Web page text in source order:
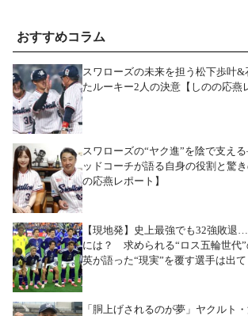
おすすめコラム
スワローズの未来を担う松下歩叶
たルーキー2人の決意【しのの応燕
スワローズの“ヤク進”を陰で支え
ッドコーチが語る自身の役割と驚
の応燕レポート】
【現地発】史上最強でも32強敗退
には？ 求められる“ロス五輪世代
英が語った“現実”を覆す選手は出て
「胴上げされるのが夢」ヤクルト